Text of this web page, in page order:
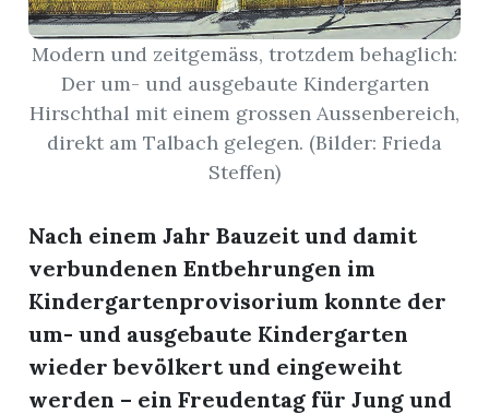
Modern und zeitgemäss, trotzdem behaglich:
Der um- und ausgebaute Kindergarten
Hirschthal mit einem grossen Aussenbereich,
direkt am Talbach gelegen. (Bilder: Frieda
Steffen)
Nach einem Jahr Bauzeit und damit
verbundenen Entbehrungen im
Kindergartenprovisorium konnte der
um- und ausgebaute Kindergarten
wieder bevölkert und eingeweiht
werden – ein Freudentag für Jung und